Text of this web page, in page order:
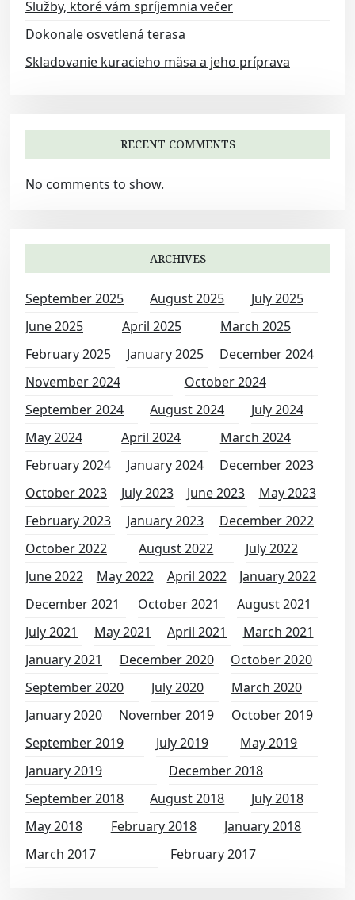
Služby, ktoré vám spríjemnia večer
Dokonale osvetlená terasa
Skladovanie kuracieho mäsa a jeho príprava
RECENT COMMENTS
No comments to show.
ARCHIVES
September 2025 August 2025
July 2025
June 2025
April 2025
March 2025
February 2025
January 2025
December 2024
November 2024
October 2024
September 2024
August 2024
July 2024
May 2024
April 2024
March 2024
February 2024
January 2024
December 2023
October 2023
July 2023 June 2023
May 2023
February 2023
January 2023
December 2022
October 2022
August 2022
July 2022
June 2022
May 2022 April 2022
January 2022
December 2021
October 2021
August 2021
July 2021
May 2021 April 2021
March 2021
January 2021
December 2020
October 2020
September 2020
July 2020
March 2020
January 2020
November 2019
October 2019
September 2019
July 2019
May 2019
January 2019
December 2018
September 2018
August 2018
July 2018
May 2018
February 2018
January 2018
March 2017
February 2017